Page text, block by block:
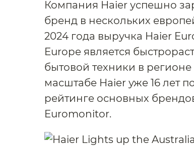
Компания Haier успешно
бренд в нескольких
2024 года выручка Haier
Europe является
бытовой техники в
масштабе Haier уже 16 лет
рейтинге основных
Euromonitor.